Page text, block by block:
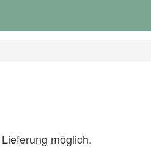
möglich.